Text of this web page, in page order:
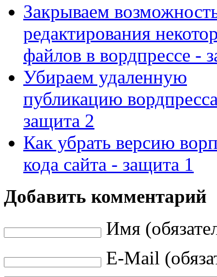
Закрываем
редактирования
файлов в вордпрессе -
Убираем удаленную
публикацию
защита 2
Как убрать версию
кода сайта - защита 1
Добавить комментарий
Имя
E-Mail